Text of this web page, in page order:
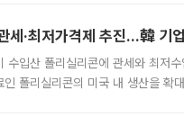
세·최저가격제 추진…韓 기
수입산 폴리실리콘에 관세와 최저
폴리실리콘의 미국 내 생산을 확